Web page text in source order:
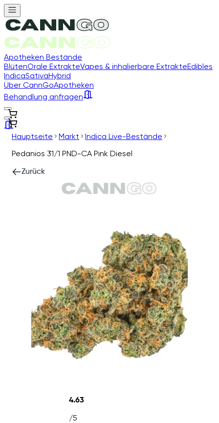
Apotheken Bestände
BlütenOrale ExtrakteVapes & inhalierbare ExtrakteEdibles
IndicaSativaHybrid
Über CannGoApotheken
Behandlung anfragen
Hauptseite Markt
Indica Live-Bestände
Pedanios 31/1 PND-CA Pink Diesel
Zurück
4.63
/5